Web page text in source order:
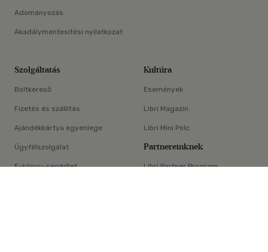
×
Adományozás
Akadálymentesítési nyilatkozat
Szolgáltatás
Boltkereső
Fizetés és szállítás
Ajándékkártya egyenlege
Ügyfélszolgálat
E-könyv-segédlet
Kultúra
Események
Libri Magazin
Libri Mini Polc
Partnereinknek
Libri Partner Program